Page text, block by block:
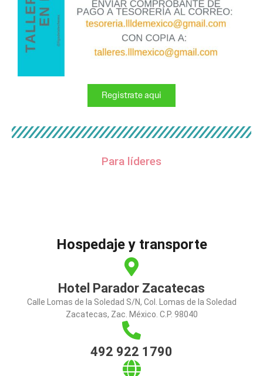
Registrate aqui
Para líderes
Hospedaje y transporte
Hotel Parador Zacatecas
Calle Lomas de la Soledad S/N, Col. Lomas de la Soledad
Zacatecas, Zac. México. C.P. 98040
492 922 1790